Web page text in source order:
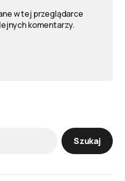
w tej przeglądarce
komentarzy.
Szukaj